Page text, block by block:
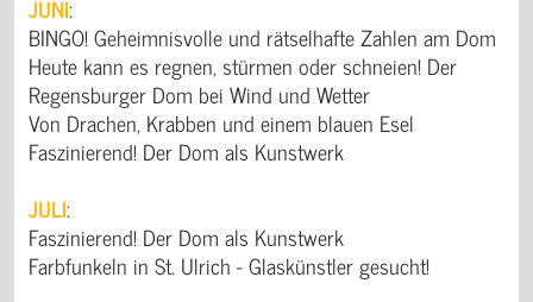
JUNI:
BINGO! Geheimnisvolle und rätselhafte Zahlen am Dom
Heute kann es regnen, stürmen oder schneien! Der
Regensburger Dom bei Wind und Wetter
Von Drachen, Krabben und einem blauen Esel
Faszinierend! Der Dom als Kunstwerk
JULI:
Faszinierend! Der Dom als Kunstwerk
Farbfunkeln in St. Ulrich - Glaskünstler gesucht!